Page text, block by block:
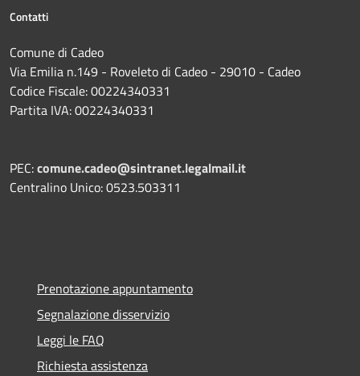
Contatti
Comune di Cadeo
Via Emilia n.149 - Roveleto di Cadeo - 29010 - Cadeo
Codice Fiscale: 00224340331
Partita IVA: 00224340331
PEC:comune.cadeo@sintranet.legalmail.it
Centralino Unico: 0523.503311
Prenotazione appuntamento
Segnalazione disservizio
Leggi le FAQ
Richiesta assistenza